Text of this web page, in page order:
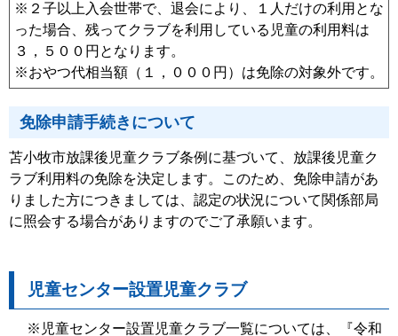
※２子以上入会世帯で、退会により、１人だけの利用とな
った場合、残ってクラブを利用している児童の利用料は
３，５００円となります。
※おやつ代相当額（１，０００円）は免除の対象外です。
免除申請手続きについて
苫小牧市放課後児童クラブ条例に基づいて、放課後児童ク
ラブ利用料の免除を決定します。このため、免除申請があ
りました方につきましては、認定の状況について関係部局
に照会する場合がありますのでご了承願います。
児童センター設置児童クラブ
※児童センター設置児童クラブ一覧については、『令和